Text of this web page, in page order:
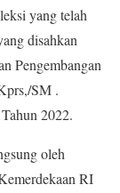
yang telah
disahkan
Pengembangan
SM .
2022.
oleh
RI